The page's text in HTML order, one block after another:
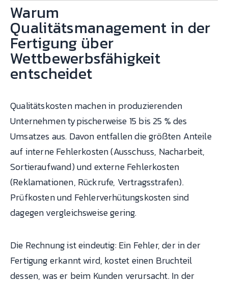
Warum
Qualitätsmanagement in der
Fertigung über
Wettbewerbsfähigkeit
entscheidet
Qualitätskosten machen in produzierenden
Unternehmen typischerweise 15 bis 25 % des
Umsatzes aus. Davon entfallen die größten Anteile
auf interne Fehlerkosten (Ausschuss, Nacharbeit,
Sortieraufwand) und externe Fehlerkosten
(Reklamationen, Rückrufe, Vertragsstrafen).
Prüfkosten und Fehlerverhütungskosten sind
dagegen vergleichsweise gering.
Die Rechnung ist eindeutig: Ein Fehler, der in der
Fertigung erkannt wird, kostet einen Bruchteil
dessen, was er beim Kunden verursacht. In der